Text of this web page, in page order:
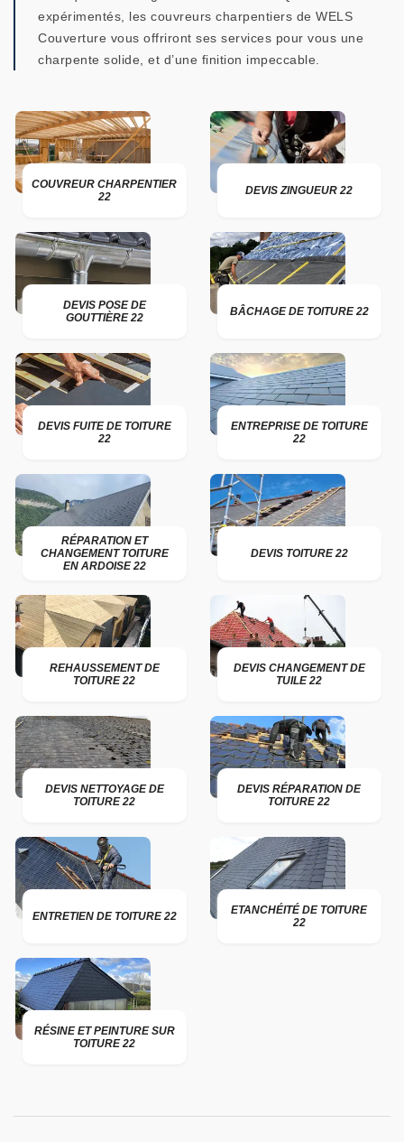
expérimentés, les couvreurs charpentiers de WELS
Couverture vous offriront ses services pour vous une
charpente solide, et d’une finition impeccable.
COUVREUR CHARPENTIER
22
DEVIS ZINGUEUR 22
DEVIS POSE DE
GOUTTIÈRE 22
BÂCHAGE DE TOITURE 22
DEVIS FUITE DE TOITURE
22
ENTREPRISE DE TOITURE
22
RÉPARATION ET
CHANGEMENT TOITURE
EN ARDOISE 22
DEVIS TOITURE 22
REHAUSSEMENT DE
TOITURE 22
DEVIS CHANGEMENT DE
TUILE 22
DEVIS NETTOYAGE DE
TOITURE 22
DEVIS RÉPARATION DE
TOITURE 22
ENTRETIEN DE TOITURE 22
ETANCHÉITÉ DE TOITURE
22
RÉSINE ET PEINTURE SUR
TOITURE 22